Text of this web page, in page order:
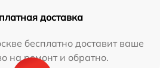
доставка
бесплатно доставит ваше
на ремонт и обратно.